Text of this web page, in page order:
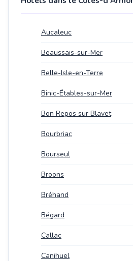
Aucaleuc
Beaussais-sur-Mer
Belle-Isle-en-Terre
Binic-Étables-sur-Mer
Bon Repos sur Blavet
Bourbriac
Bourseul
Broons
Bréhand
Bégard
Callac
Canihuel